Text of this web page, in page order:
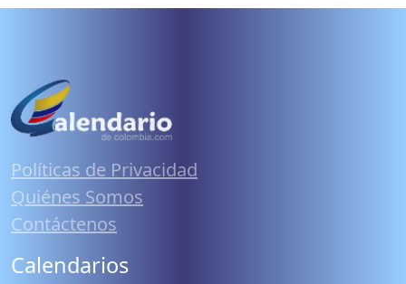
Políticas de Privacidad
Quiénes Somos
Contáctenos
Calendarios